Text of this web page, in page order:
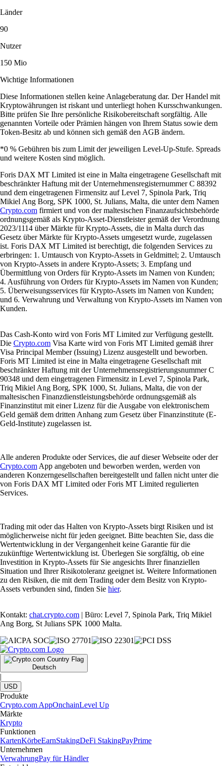
Länder
90
Nutzer
150 Mio
Wichtige Informationen
Diese Informationen stellen keine Anlageberatung dar. Der Handel mit
Kryptowährungen ist riskant und unterliegt hohen Kursschwankungen.
Bitte prüfen Sie Ihre persönliche Risikobereitschaft sorgfältig. Alle
genannten Vorteile oder Prämien hängen von Ihrem Status sowie dem
Token-Besitz ab und können sich gemäß den AGB ändern.
*0 % Gebühren bis zum Limit der jeweiligen Level-Up-Stufe. Spreads
und weitere Kosten sind möglich.
Foris DAX MT Limited ist eine in Malta eingetragene Gesellschaft mit
beschränkter Haftung mit der Unternehmensregisternummer C 88392
und dem eingetragenen Firmensitz auf Level 7, Spinola Park, Triq
Mikiel Ang Borg, SPK 1000, St. Julians, Malta, die unter dem Namen
Crypto.com firmiert und von der maltesischen Finanzaufsichtsbehörde
ordnungsgemäß als Krypto-Asset-Dienstleister gemäß der Verordnung
2023/1114 über Märkte für Krypto-Assets, die in Malta durch das
Gesetz über Märkte für Krypto-Assets umgesetzt wurde, zugelassen
ist. Foris DAX MT Limited ist berechtigt, die folgenden Services zu
erbringen: 1. Umtausch von Krypto-Assets in Geldmittel; 2. Umtausch
von Krypto-Assets in andere Krypto-Assets; 3. Empfang und
Übermittlung von Orders für Krypto-Assets im Namen von Kunden;
4. Ausführung von Orders für Krypto-Assets im Namen von Kunden;
5. Überweisungsservices für Krypto-Assets im Namen von Kunden;
und 6. Verwahrung und Verwaltung von Krypto-Assets im Namen von
Kunden.
Das Cash-Konto wird von Foris MT Limited zur Verfügung gestellt.
Die Crypto.com Visa Karte wird von Foris MT Limited gemäß ihrer
Visa Principal Member (Issuing) Lizenz ausgestellt und beworben.
Foris MT Limited ist eine in Malta eingetragene Gesellschaft mit
beschränkter Haftung mit der Unternehmensregistrierungsnummer C
90348 und dem eingetragenen Firmensitz in Level 7, Spinola Park,
Triq Mikiel Ang Borg, SPK 1000, St. Julians, Malta, die von der
maltesischen Finanzdienstleistungsbehörde ordnungsgemäß als
Finanzinstitut mit einer Lizenz für die Ausgabe von elektronischem
Geld gemäß dem dritten Anhang zum Gesetz über Finanzinstitute (E-
Geld-Institute) zugelassen ist.
Alle anderen Produkte oder Services, die auf dieser Webseite oder der
Crypto.com App angeboten und beworben werden, werden von
anderen Konzerngesellschaften bereitgestellt und fallen nicht unter die
von Foris DAX MT Limited oder Foris MT Limited regulierten
Services.
Trading mit oder das Halten von Krypto-Assets birgt Risiken und ist
möglicherweise nicht für jeden geeignet. Bitte beachten Sie, dass die
Wertentwicklung in der Vergangenheit keine Garantie für die
zukünftige Wertentwicklung ist. Überlegen Sie sorgfältig, ob eine
Investition in Krypto-Assets für Sie angesichts Ihrer finanziellen
Situation und Ihrer Risikotoleranz geeignet ist. Weitere Informationen
zu den Risiken, die mit dem Trading oder dem Besitz von Krypto-
Assets verbunden sind, finden Sie hier.
Kontakt: chat.crypto.com | Büro: Level 7, Spinola Park, Triq Mikiel
Ang Borg, St Julians SPK 1000 Malta.
Deutsch
|
USD
Produkte
Crypto.com AppOnchainLevel Up
Märkte
Krypto
Funktionen
KartenKörbeEarnStakingDeFi StakingPayPrime
Unternehmen
VerwahrungPay für Händler